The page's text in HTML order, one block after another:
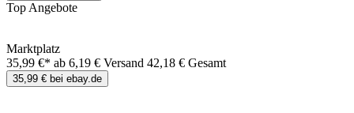
Top Angebote
Marktplatz
35,99 €* ab 6,19 € Versand 42,18 € Gesamt
35,99 € bei ebay.de